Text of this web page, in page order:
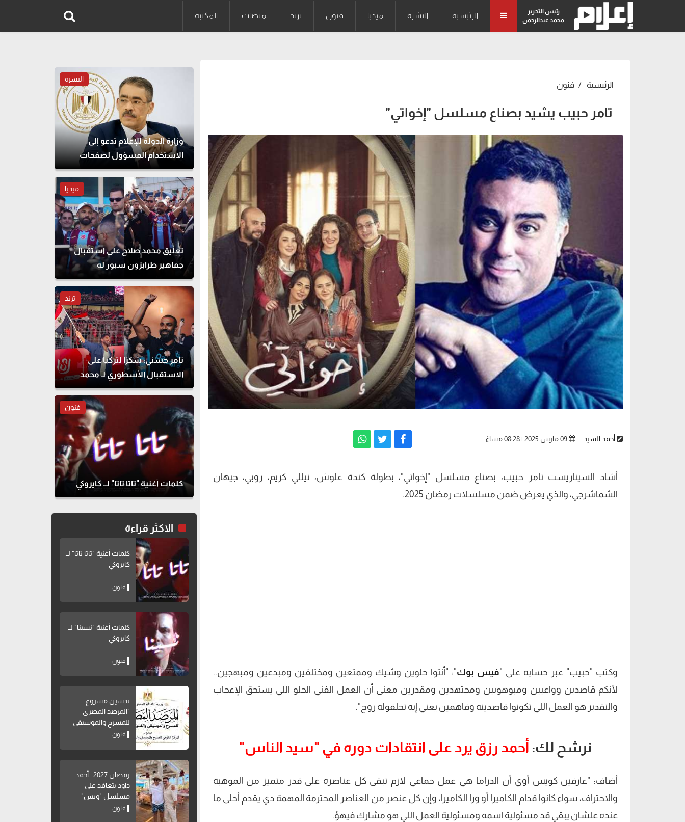
رئيس التحرير
محمد عبدالرحمن
الرئيسية النشرة ميديا فنون ترند منصات المكتبة
الرئيسية فنون
تامر حبيب يشيد بصناع مسلسل "إخواتي"
أحمد السيد
أشاد السيناريست تامر حبيب، بصناع مسلسل "إخواتي"، بطولة كندة علوش، نيللي كريم، روبي، جيهان
الشماشرجي، والذي يعرض ضمن مسلسلات رمضان 2025.
وكتب "حبيب" عبر حسابه على "فيس بوك": "أنتوا حلوين وشيك وممتعين ومختلفين ومبدعين ومبهجين..
لأنكم قاصدين وواعيين ومبوهوبين ومجتهدين ومقدرين معنى أن العمل الفني الحلو اللي يستحق الإعجاب
والتقدير هو العمل اللي تكونوا قاصدينه وفاهمين يعني إيه تخلقوله روح".
نرشح لك: أحمد رزق يرد على انتقادات دوره في "سيد الناس"
أضاف: "عارفين كويس أوي أن الدراما هي عمل جماعي لازم تبقى كل عناصره على قدر متميز من الموهبة
والاحتراف، سواء كانوا قدام الكاميرا أو ورا الكاميرا، وإن كل عنصر من العناصر المحترمة المهمة دي يقدم أحلى ما
عنده علشان يبقي قد مسئولية اسمه ومسئولية العمل اللي هو مشارك فيهؤ.
النشرة
وزارة الدولة للإعلام تدعو إلى
الاستخدام المسؤول لصفحات
التواصل الاجتماعي
ميديا
تعليق محمد صلاح على استقبال
جماهير طرابزون سبور له
ترند
تامر حسني: شكرًا لتركيا على
الاستقبال الأسطوري لـ محمد
صلاح
فنون
كلمات أغنية "تاتا تاتا" لــ كايروكي
الاكثر قراءة
كلمات أغنية "تاتا تاتا" لــ
كايروكي
فنون
كلمات أغنية "نسينا" لــ
كايروكي
فنون
تدشين مشروع
"المرصد المصري
للمسرح والموسيقى
والفنون الشعبية"
فنون
رمضان 2027.. أحمد
داود يتعاقد على
مسلسل "ونس"
فنون